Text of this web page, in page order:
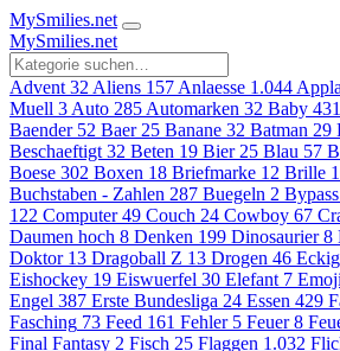
MySmilies.net
MySmilies.net
Advent 32 Aliens 157 Anlaesse 1.044
Muell 3 Auto 285 Automarken 32 Baby 431
Baender 52 Baer 25 Banane 32 Batman 29
Beschaeftigt 32 Beten 19 Bier 25 Blau 57
Boese 302 Boxen 18 Briefmarke 12 Brille
Buchstaben - Zahlen 287 Buegeln 2 Bypass
122 Computer 49 Couch 24 Cowboy 67
Daumen hoch 8 Denken 199 Dinosaurier 8
Doktor 13 Dragoball Z 13 Drogen 46
Eishockey 19 Eiswuerfel 30 Elefant 7
Engel 387 Erste Bundesliga 24 Essen 429
Fasching 73 Feed 161 Fehler 5 Feuer 8
Final Fantasy 2 Fisch 25 Flaggen 1.032